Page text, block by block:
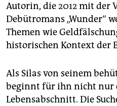
Autorin, die 2012 mit der
Debütromans „Wunder“
Themen wie
historischen Kontext der
Als Silas von seinem
beginnt für ihn nicht nur
Lebensabschnitt. Die